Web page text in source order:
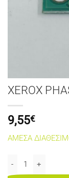
XEROX
9,55€
ΑΜΕΣΑ
XEROX PHASER